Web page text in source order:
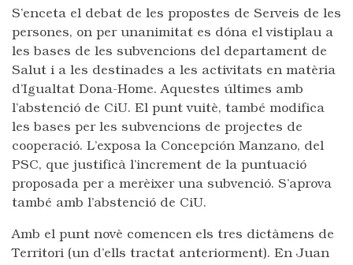
S’enceta el debat de les propostes de Serveis de les
persones, on per unanimitat es dóna el vistiplau a
les bases de les subvencions del departament de
Salut i a les destinades a les activitats en matèria
d’Igualtat Dona-Home. Aquestes últimes amb
l’abstenció de CiU. El punt vuitè, també modifica
les bases per les subvencions de projectes de
cooperació. L’exposa la Concepción Manzano, del
PSC, que justificà l’increment de la puntuació
proposada per a merèixer una subvenció. S’aprova
també amb l’abstenció de CiU.
Amb el punt novè comencen els tres dictàmens de
Territori (un d’ells tractat anteriorment). En Juan